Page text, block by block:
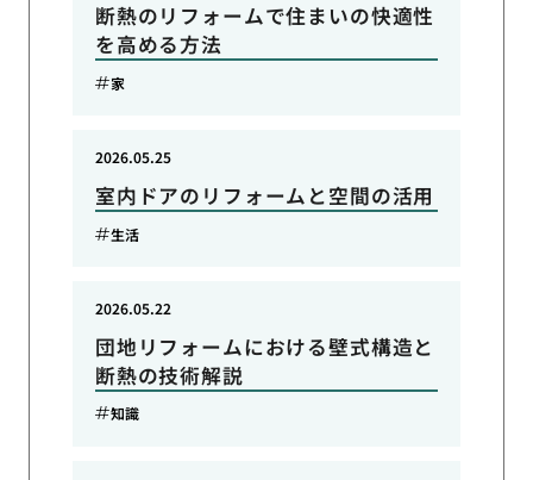
断熱のリフォームで住まいの快適性
を高める方法
家
室内ドアのリフォームと空間の活用
2026.05.25
生活
団地リフォームにおける壁式構造と
断熱の技術解説
2026.05.22
知識